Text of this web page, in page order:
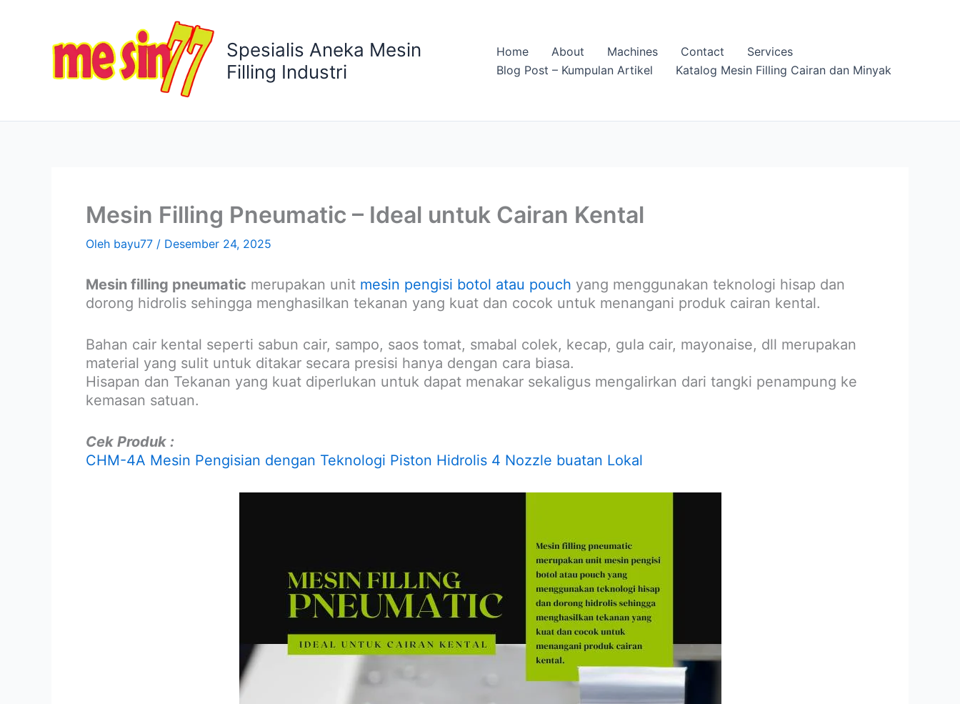
Spesialis Aneka Mesin
Filling Industri
Home About Machines Contact
Services
Blog Post – Kumpulan Artikel
Katalog Mesin Filling Cairan dan Minyak
Mesin Filling Pneumatic – Ideal untuk Cairan Kental
Oleh bayu77 / Desember 24, 2025
Mesin filling pneumatic merupakan unit mesin pengisi botol atau pouch yang menggunakan teknologi hisap dan
dorong hidrolis sehingga menghasilkan tekanan yang kuat dan cocok untuk menangani produk cairan kental.
Bahan cair kental seperti sabun cair, sampo, saos tomat, smabal colek, kecap, gula cair, mayonaise, dll merupakan
material yang sulit untuk ditakar secara presisi hanya dengan cara biasa.
Hisapan dan Tekanan yang kuat diperlukan untuk dapat menakar sekaligus mengalirkan dari tangki penampung ke
kemasan satuan.
Cek Produk :
CHM-4A Mesin Pengisian dengan Teknologi Piston Hidrolis 4 Nozzle buatan Lokal